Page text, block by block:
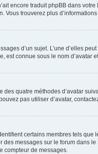
encore traduit phpBB dans
Vous trouverez plus
d’un sujet. L’une d’elles
connue sous le nom d’avatar
quatre méthodes d’avatar
pas utiliser d’avatar,
certains membres tels
messages sur le forum dans
compteur de messages.